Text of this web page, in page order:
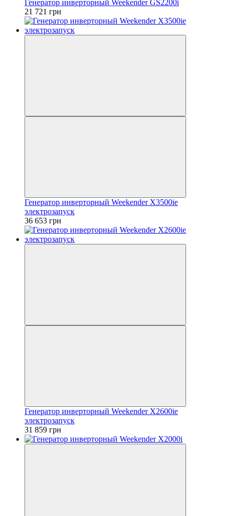
Генератор инверторный Weekender GS2200i
21 721 грн
Генератор инверторный Weekender X3500ie
электрозапуск
36 653 грн
Генератор инверторный Weekender X2600ie
электрозапуск
31 859 грн